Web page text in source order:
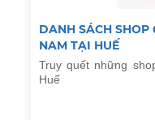
DANH SÁCH SHOP
NAM TẠI HUẾ
Truy quết những
Huế